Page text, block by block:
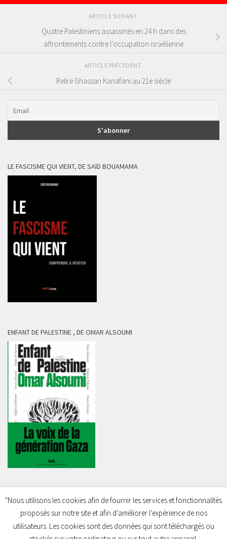
ARTICLE SUIVANT
Quatre Palestiniens assassinés en 24 h dans des
affrontements contre l’occupation israélienne
ARTICLE PRÉCÉDENT
Relire Ghassan Kanafani au 21e siècle
LE FASCISME QUI VIENT, DE SAÏD BOUAMAMA
ENFANT DE PALESTINE , DE OMAR ALSOUMI
Charleroi Pour la Palestine © 2026. Tous droits réservés.
"Nous utilisons les cookies afin de fournir les services et fonctionnalités
proposés sur notre site et afin d’améliorer l’expérience de nos
utilisateurs. Les cookies sont des données qui sont téléchargés ou